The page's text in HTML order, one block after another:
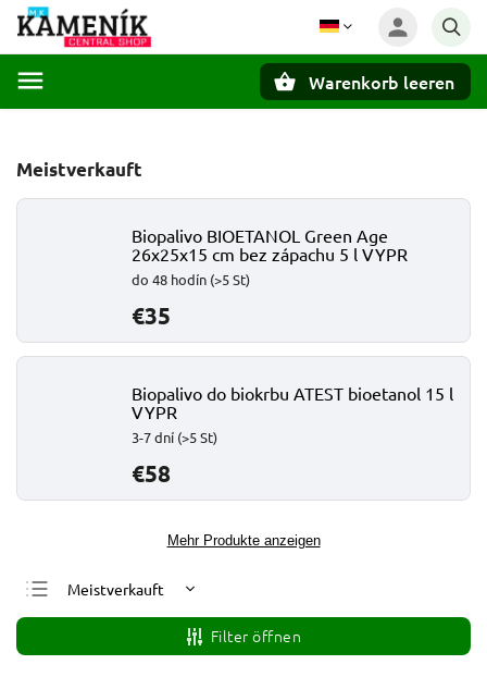
Warenkorb leeren
Meistverkauft
Biopalivo BIOETANOL Green Age
26x25x15 cm bez zápachu 5 l VYPR
do 48 hodín (>5 St)
€35
Biopalivo do biokrbu ATEST bioetanol 15 l
VYPR
3-7 dní (>5 St)
€58
Mehr Produkte anzeigen
Meistverkauft
Günstigste
Teuerste
Filter öffnen